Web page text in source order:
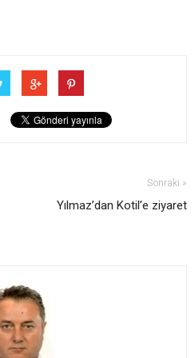
Sonraki »
Yılmaz’dan Kotil’e ziyaret